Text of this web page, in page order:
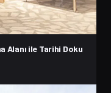
Alanı ile Tarihi Doku